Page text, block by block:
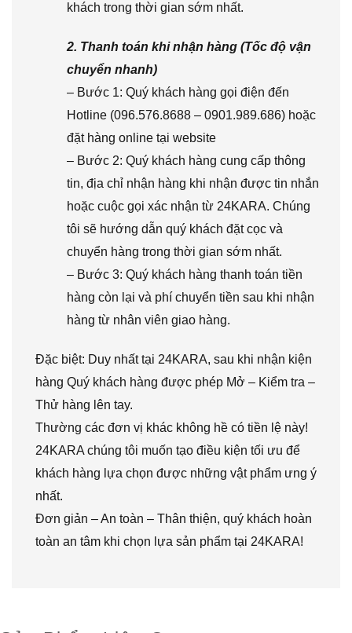
khách trong thời gian sớm nhất.
2. Thanh toán khi nhận hàng (Tốc độ vận
chuyển nhanh)
– Bước 1: Quý khách hàng gọi điện đến
Hotline (096.576.8688 – 0901.989.686) hoặc
đặt hàng online tại website
– Bước 2: Quý khách hàng cung cấp thông
tin, địa chỉ nhận hàng khi nhận được tin nhắn
hoặc cuộc gọi xác nhận từ 24KARA. Chúng
tôi sẽ hướng dẫn quý khách đặt cọc và
chuyển hàng trong thời gian sớm nhất.
– Bước 3: Quý khách hàng thanh toán tiền
hàng còn lại và phí chuyển tiền sau khi nhận
hàng từ nhân viên giao hàng.
Đặc biệt: Duy nhất tại 24KARA, sau khi nhận kiện
hàng Quý khách hàng được phép Mở – Kiểm tra –
Thử hàng lên tay.
Thường các đơn vị khác không hề có tiền lệ này!
24KARA chúng tôi muốn tạo điều kiện tối ưu để
khách hàng lựa chọn được những vật phẩm ưng ý
nhất.
Đơn giản – An toàn – Thân thiện, quý khách hoàn
toàn an tâm khi chọn lựa sản phẩm tại 24KARA!